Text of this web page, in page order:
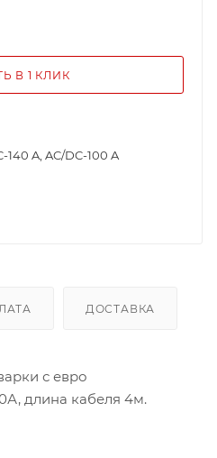
В 1 КЛИК
140 A, AC/DC-100 A
ДОСТАВКА
с евро
длина кабеля 4м.